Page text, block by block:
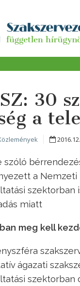
30
a
szóló
a Nemzeti
miatt
meg kell
ágazati
szektorban